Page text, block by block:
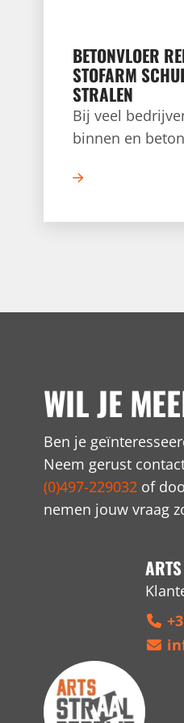
BETONVLOER
STOFARM
STRALEN
Bij veel
binnen en
Na verloop van
ontstaan. Denk
WIL JE
Ben je
Neem gerust
(0)497-229032of
nemen jouw vraag